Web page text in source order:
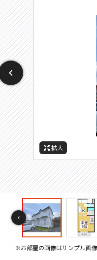
拡大
拡大
拡大
拡大
拡大
拡大
拡大
拡大
拡大
拡大
拡大
拡大
拡大
拡大
拡大
拡大
拡大
拡大
拡大
拡大
拡大
拡大
拡大
拡大
拡大
拡大
拡大
拡大
拡大
※お部屋の画像はサンプル画